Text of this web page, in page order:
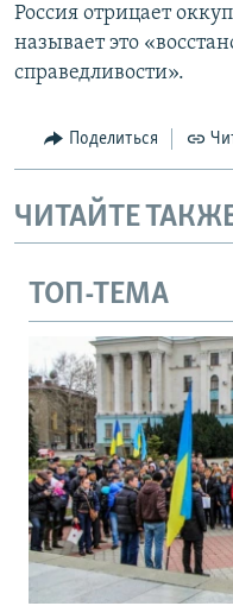
Россия отрицает
называет это
справедливости».
Поделиться
ЧИТАЙТЕ
ТОП-ТЕМА